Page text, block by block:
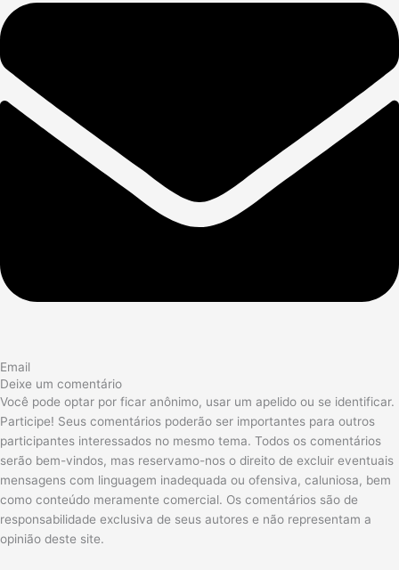
Email
Deixe um comentário
Você pode optar por ficar anônimo, usar um apelido ou se identificar.
Participe! Seus comentários poderão ser importantes para outros
participantes interessados no mesmo tema. Todos os comentários
serão bem-vindos, mas reservamo-nos o direito de excluir eventuais
mensagens com linguagem inadequada ou ofensiva, caluniosa, bem
como conteúdo meramente comercial. Os comentários são de
responsabilidade exclusiva de seus autores e não representam a
opinião deste site.